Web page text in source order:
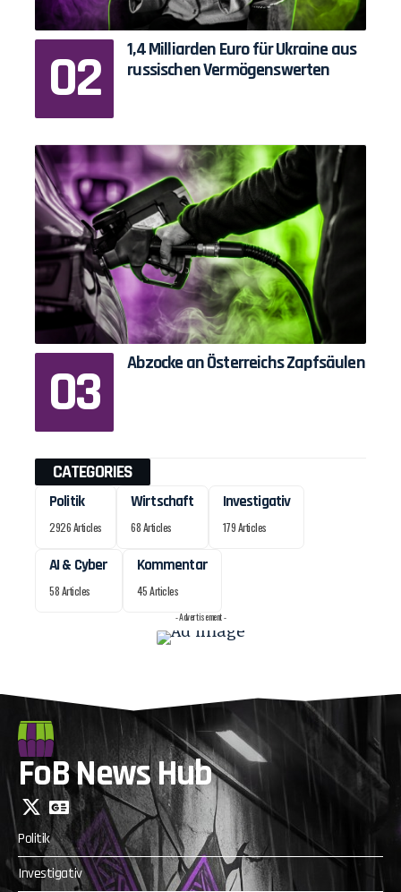
1,4 Milliarden Euro für Ukraine aus
russischen Vermögenswerten
Abzocke an Österreichs Zapfsäulen
CATEGORIES
Politik
2926 Articles
Wirtschaft
68 Articles
Investigativ
179 Articles
AI & Cyber
58 Articles
Kommentar
45 Articles
- Advertisement -
FoB News Hub
Politik
Investigativ